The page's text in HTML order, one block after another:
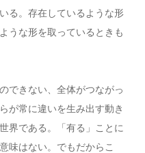
る。存在しているような形
うな形を取っているときも
できない、全体がつながっ
が常に違いを生み出す動き
界である。「有る」ことに
味はない。でもだからこ